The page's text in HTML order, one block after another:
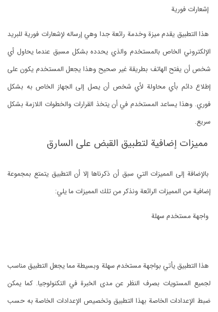
إشعارات فورية
هذا التطبيق يقدم ميزة وخدمة رائعة جدا وهي إرساله لإشعارات فورية للبريد
الإلكتروني الخاص بالمستخدم والذي يحدده بشكل مسبق عندما يحاول أي
شخص أن يفتح الهاتف بطريقة غير صحيح وهذا يجعل المستخدم يكون على
إطلاع دائم بأي محاولة لأي شخص أن يصل إلى الجهاز الخاص به بشكل
فوري. وهذا يساعد المستخدم في أن يتخذ القرارات والخطوات اللازمة بشكل
سريع.
مميزات إضافية لتطبيق القبض على السارق
بالإضافة إلى المميزات التي سبق أن ذكرناها إلا أن التطبيق يتمتع بمجموعة
إضافية من المميزات الرائعة ونذكر من تلك المميزات ما يلي:
واجهة مستخدم سهلة
هذا التطبيق يأتي بواجهة مستخدم سهلة وبسيطة مما يجعل التطبيق مناسب
لجميع المستويات بصرف النظر عن مدى الخبرة في التكنولوجيا. كما يمكن
ضبط الإعدادات الخاصة بهذا التطبيق وتخصيص الإعدادات الخاصة به حسب